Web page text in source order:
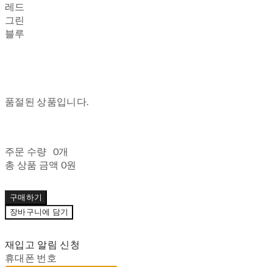
레드
그린
블루
품절된 상품입니다.
주문 수량 0개
총 상품 금액 0원
구매하기
장바구니에 담기
재입고 알림 신청
휴대폰 번호